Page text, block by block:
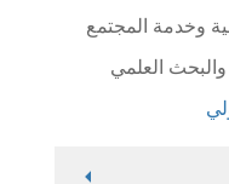
وخدمة المجتمع
العلمي